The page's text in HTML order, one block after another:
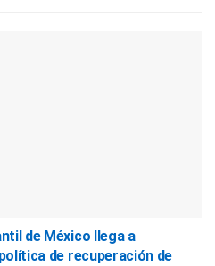
de México llega a
de recuperación de